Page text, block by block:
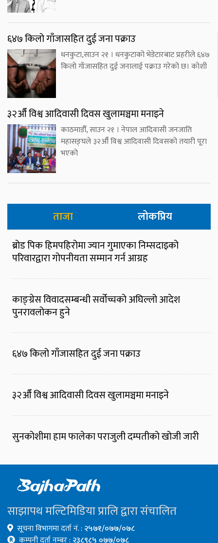
६४७ किलो गाँजासहित दुई जना पक्राउ
धनकुटा,साउन २१ । धनकुटाको भेडेटारबाट प्रहरीले ६४७
किलो गाँजासहित दुई जनालाई पक्राउ गरेको छ। कोशी
३२औँ विश्व आदिवासी दिवस खुलामञ्चमा मनाइने
काठमाडौँ, साउन २१ । नेपाल आदिवासी जनजाति
महासङ्घले ३२औँ विश्व आदिवासी दिवसको तयारी पूरा
भएको
ताजा लोकप्रिय
ब्रोड पिक हिमपहिरोमा ज्यान गुमाएका निम्सदाइको
परिवारद्वारा गोपनीयता सम्मान गर्न आग्रह
काङ्ग्रेस विवादसम्बन्धी सर्वोच्चको अघिल्लो आदेश
पुनरावलोकन हुने
६४७ किलो गाँजासहित दुई जना पक्राउ
३२औँ विश्व आदिवासी दिवस खुलामञ्चमा मनाइने
सुनकोशीमा हाम फालेका पराजुली दम्पतीको खोजी जारी
साझापथ मल्टिमिडिया प्रालि द्वारा संचालित
सूचना विभागमा दर्ता नं. : २५७१/०७७/०७८
कम्पनी दर्ता नम्बर : २३८९८५ ०७७/०७८